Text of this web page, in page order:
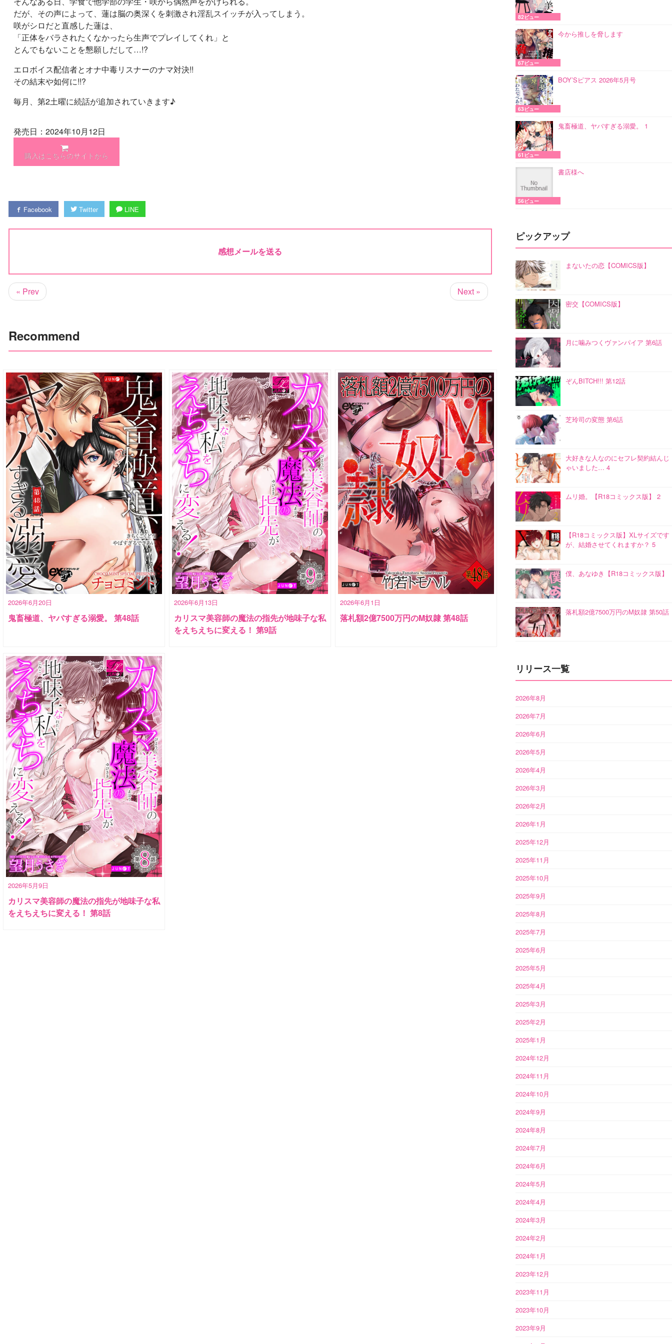
だが、その声によって、蓮は脳の奥深くを刺激され淫乱スイッチが入ってしまう。
咲がシロだと直感した蓮は、
「正体をバラされたくなかったら生声でプレイしてくれ」と
とんでもないことを懇願しだして…!?
エロボイス配信者とオナ中毒リスナーのナマ対決!!
その結末や如何に!!?
毎月、第2土曜に続話が追加されていきます♪
発売日：2024年10月12日
購入はこちらのサイトから
Facebook Twitter LINE
感想メールを送る
« Prev Next »
Recommend
2026年6月20日
鬼畜極道、ヤバすぎる溺愛。 第48話
2026年6月13日
カリスマ美容師の魔法の指先が地味子な私
をえちえちに変える！ 第9話
2026年6月1日
落札額2億7500万円のM奴隷 第48話
2026年5月9日
カリスマ美容師の魔法の指先が地味子な私
をえちえちに変える！ 第8話
82ビュー
今から推しを脅します
67ビュー
BOY’Sピアス 2026年5月号
63ビュー
鬼畜極道、ヤバすぎる溺愛。 1
61ビュー
書店様へ
56ビュー
ピックアップ
まないたの恋【COMICS版】
密交【COMICS版】
月に噛みつくヴァンパイア 第6話
ぞんBITCH!!! 第12話
芝玲司の変態 第6話
大好きな人なのにセフレ契約結んじ
ゃいました… 4
ムリ婚。【R18コミックス版】 2
【R18コミックス版】XLサイズです
が、結婚させてくれますか？ 5
僕、あなゆき【R18コミックス版】
落札額2億7500万円のM奴隷 第50話
リリース一覧
2026年8月
2026年7月
2026年6月
2026年5月
2026年4月
2026年3月
2026年2月
2026年1月
2025年12月
2025年11月
2025年10月
2025年9月
2025年8月
2025年7月
2025年6月
2025年5月
2025年4月
2025年3月
2025年2月
2025年1月
2024年12月
2024年11月
2024年10月
2024年9月
2024年8月
2024年7月
2024年6月
2024年5月
2024年4月
2024年3月
2024年2月
2024年1月
2023年12月
2023年11月
2023年10月
2023年9月